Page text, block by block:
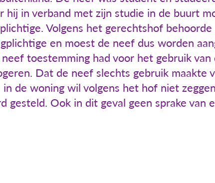
hij in verband met zijn studie in de buurt
Volgens het gerechtshof
en moest de neef dus worden
toestemming had voor het gebruik
Dat de neef slechts gebruik maakte
de woning wil volgens het hof niet
gesteld. Ook in dit geval geen sprake van